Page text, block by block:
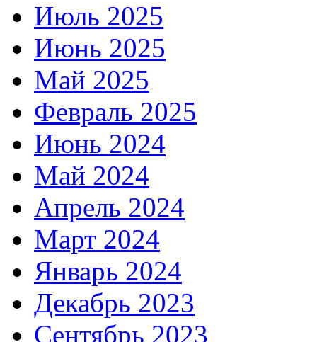
Июль 2025
Июнь 2025
Май 2025
Февраль 2025
Июнь 2024
Май 2024
Апрель 2024
Март 2024
Январь 2024
Декабрь 2023
Сентябрь 2023